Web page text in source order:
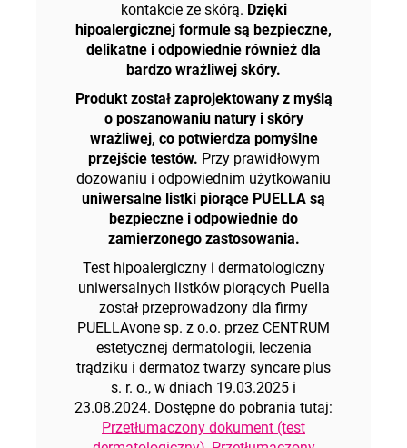
kontakcie ze skórą. Dzięki
hipoalergicznej formule są bezpieczne,
delikatne i odpowiednie również dla
bardzo wrażliwej skóry.
Produkt został zaprojektowany z myślą
o poszanowaniu natury i skóry
wrażliwej, co potwierdza pomyślne
przejście testów. Przy prawidłowym
dozowaniu i odpowiednim użytkowaniu
uniwersalne listki piorące PUELLA są
bezpieczne i odpowiednie do
zamierzonego zastosowania.
Test hipoalergiczny i dermatologiczny
uniwersalnych listków piorących Puella
został przeprowadzony dla firmy
PUELLAvone sp. z o.o. przez CENTRUM
estetycznej dermatologii, leczenia
trądziku i dermatoz twarzy syncare plus
s. r. o., w dniach 19.03.2025 i
23.08.2024. Dostępne do pobrania tutaj:
Przetłumaczony dokument (test